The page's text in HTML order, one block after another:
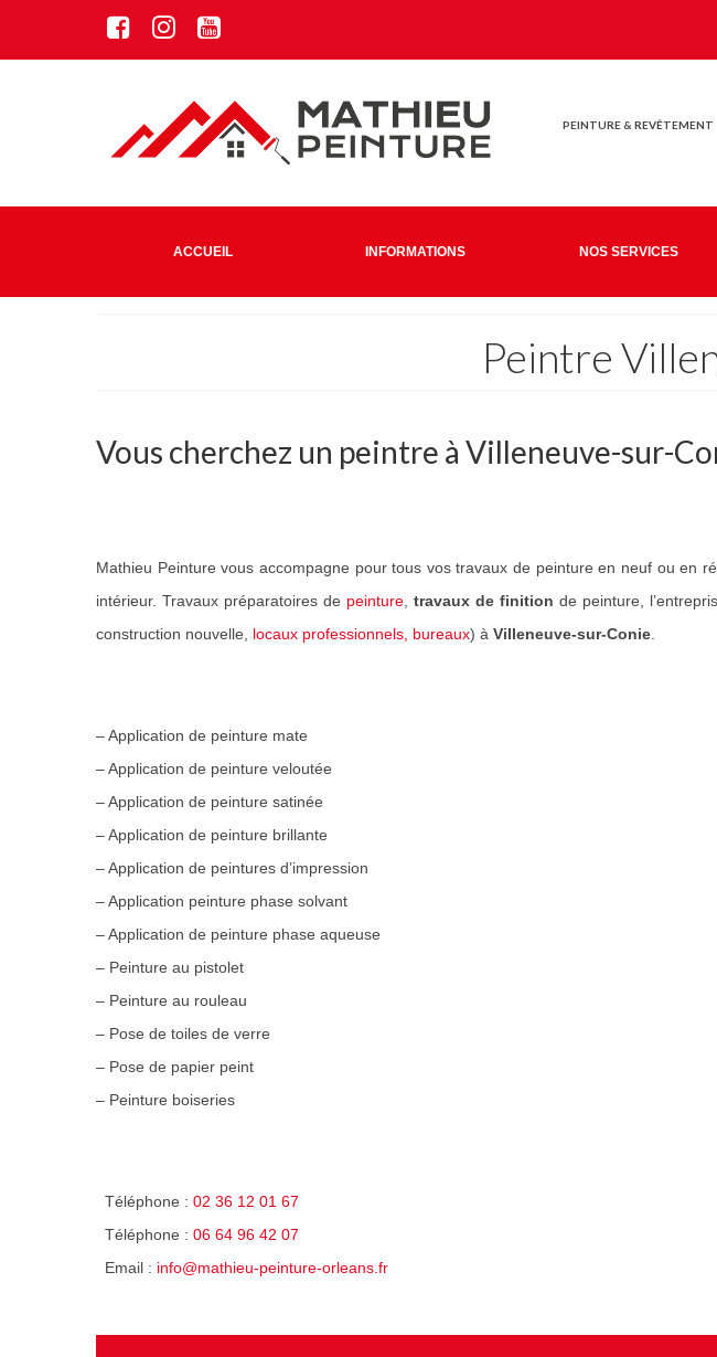
PEINTURE & REVÊTEMENT
ACCUEIL INFORMATIONS NOS SERVICES
Peintre
Vous cherchez un peintre à Villeneuve-sur-
Mathieu Peinture vous accompagne pour tous vos travaux de peinture en neuf ou en
intérieur. Travaux préparatoires de peinture, travaux de finition de peinture,
construction nouvelle, locaux professionnels, bureaux) à Villeneuve-sur-Conie
– Application de peinture mate
– Application de peinture veloutée
– Application de peinture satinée
– Application de peinture brillante
– Application de peintures d’impression
– Application peinture phase solvant
– Application de peinture phase aqueuse
– Peinture au pistolet
– Peinture au rouleau
– Pose de toiles de verre
– Pose de papier peint
– Peinture boiseries
Téléphone : 02 36 12 01 67
Téléphone : 06 64 96 42 07
Email : info@mathieu-peinture-orleans.fr